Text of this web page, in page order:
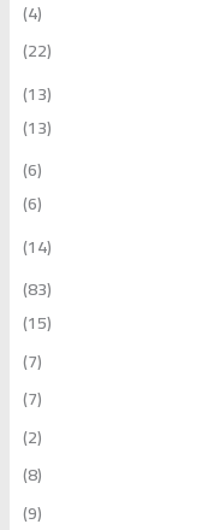
(4)
(22)
(13)
(13)
(6)
(6)
(14)
(83)
(15)
(7)
(7)
(2)
(8)
(9)